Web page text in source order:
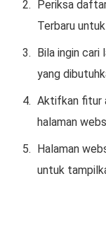
Periksa
Terbaru
Bila ingin
yang
Aktifkan fitur
halaman
Halaman
untuk